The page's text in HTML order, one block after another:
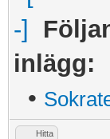
inlägg:
•
Hitta